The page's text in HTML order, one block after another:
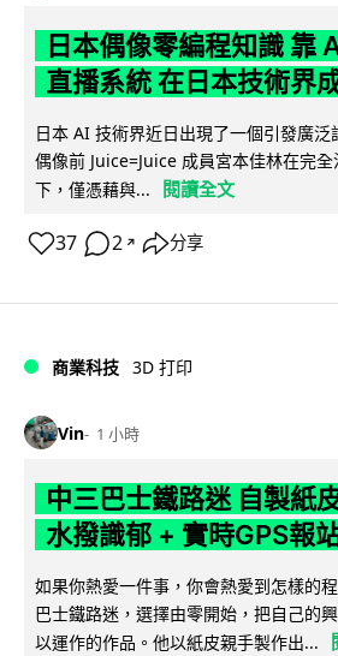
日本偶像零編程知識 靠
直播系統 在日本技術界
日本 AI 技術界近日出現了一個引發廣
偶像前 Juice=Juice 成員宮本佳林在完
下，僅憑藉與...
閱讀全文
37 2 ↗ 分享
商業科技 3D 打印
Vin 1 小時
中三巴士鐵路迷 自製紙
水撥識郁 + 實時GPS報
如果你熱愛一件事，你會熱愛到怎樣的
巴士鐵路迷，選擇由零開始，把自己的
以運作的作品。他以紙皮親手製作出...